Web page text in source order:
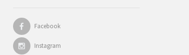
Facebook
Instagram